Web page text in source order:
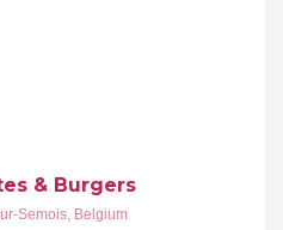
& Burgers
Semois, Belgium